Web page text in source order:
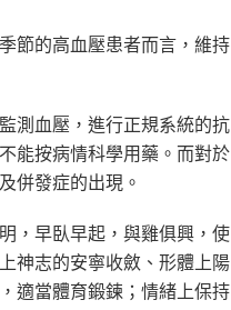
節的高血壓患者而言，維持
測血壓，進行正規系統的抗
能按病情科學用藥。而對於
併發症的出現。
，早臥早起，與雞俱興，使
神志的安寧收斂、形體上陽
適當體育鍛鍊；情緒上保持